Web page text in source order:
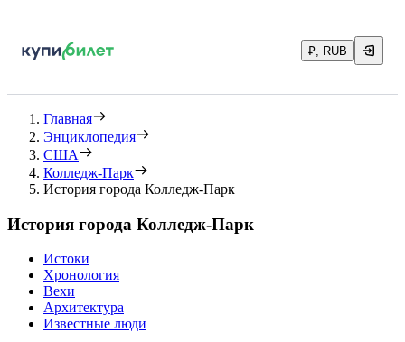
₽, RUB
Главная
Энциклопедия
США
Колледж-Парк
История города Колледж-Парк
История города Колледж-Парк
Истоки
Хронология
Вехи
Архитектура
Известные люди